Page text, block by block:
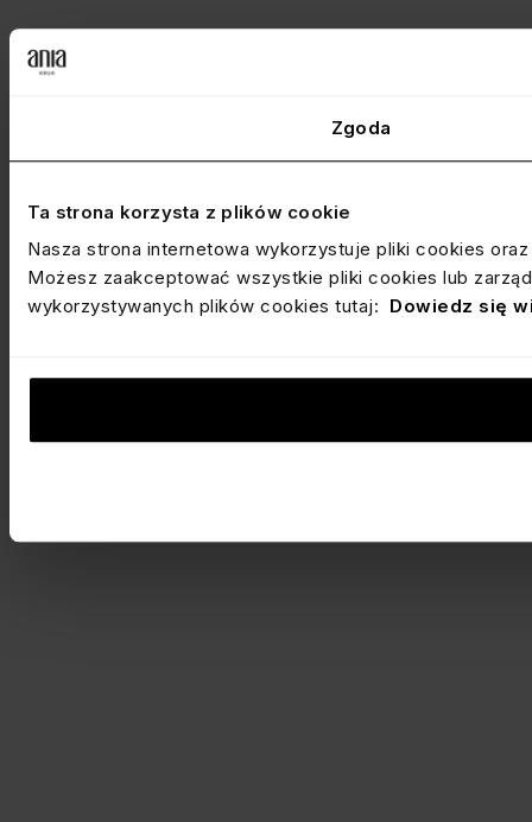
Zgoda
Ta strona korzysta z plików cookie
Nasza strona internetowa wykorzystuje pliki cookies
Możesz zaakceptować wszystkie pliki cookies lub
wykorzystywanych plików cookies tutaj: Dowiedz się